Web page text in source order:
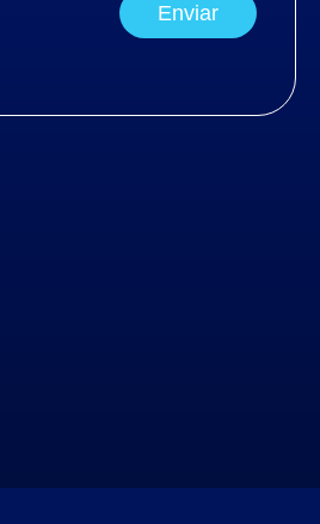
Enviar